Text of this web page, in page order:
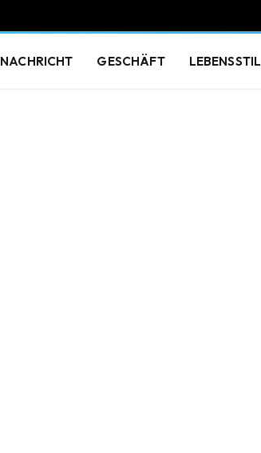
NACHRICHT GESCHÄFT LEBENSSTIL